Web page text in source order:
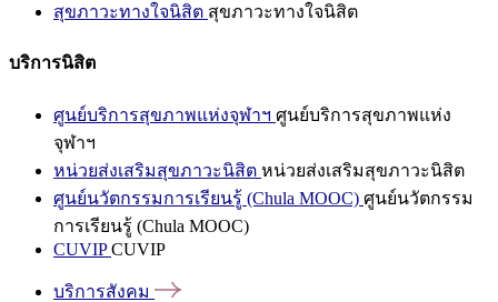
สุขภาวะทางใจนิสิต สุขภาวะทางใจนิสิต
บริการนิสิต
ศูนย์บริการสุขภาพแห่งจุฬาฯ ศูนย์บริการสุขภาพแห่ง
จุฬาฯ
หน่วยส่งเสริมสุขภาวะนิสิต หน่วยส่งเสริมสุขภาวะนิสิต
ศูนย์นวัตกรรมการเรียนรู้ (Chula MOOC) ศูนย์นวัตกรรม
การเรียนรู้ (Chula MOOC)
CUVIPCUVIP
บริการสังคม